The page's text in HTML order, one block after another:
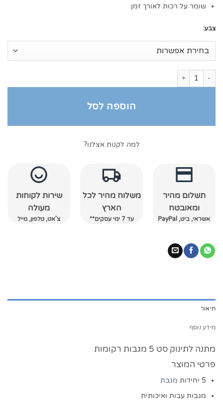
שומר על רכות לאורך זמן
צבע:
כמות של מתנה לתינוק סט 5 מגבות רקומות
הוספה לסל
למה לקנות אצלנו?
תשלום מהיר
ומאובטח
אשראי, ביט, PayPal
משלוח מהיר לכל
הארץ
עד 7 ימי עסקים**
שירות לקוחות
מעולה
צ'אט, טלפון, מייל
תיאור
מידע נוסף
מתנה לתינוק סט 5 מגבות רקומות
פרטי המוצר
5 יחידות
מגבת
מגבות עבות ואיכותית